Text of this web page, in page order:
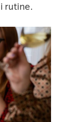
rutine.